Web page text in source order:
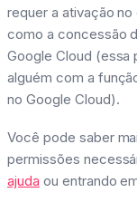
requer a ativação
como a concessão
Google Cloud
alguém com a
no Google Cloud).
Você pode saber
permissões
ajuda ou entrando